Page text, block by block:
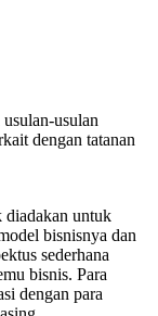
usulan-usulan
dengan tatanan
diadakan untuk
bisnisnya dan
sederhana
bisnis. Para
dengan para